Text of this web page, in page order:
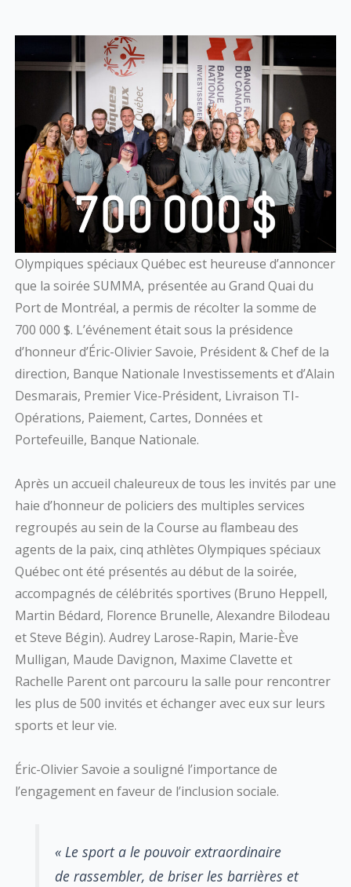
Olympiques spéciaux Québec est heureuse d’annoncer
que la soirée SUMMA, présentée au Grand Quai du
Port de Montréal, a permis de récolter la somme de
700 000 $. L’événement était sous la présidence
d’honneur d’Éric-Olivier Savoie, Président & Chef de la
direction, Banque Nationale Investissements et d’Alain
Desmarais, Premier Vice-Président, Livraison TI-
Opérations, Paiement, Cartes, Données et
Portefeuille, Banque Nationale.
Après un accueil chaleureux de tous les invités par une
haie d’honneur de policiers des multiples services
regroupés au sein de la Course au flambeau des
agents de la paix, cinq athlètes Olympiques spéciaux
Québec ont été présentés au début de la soirée,
accompagnés de célébrités sportives (Bruno Heppell,
Martin Bédard, Florence Brunelle, Alexandre Bilodeau
et Steve Bégin). Audrey Larose-Rapin, Marie-Ève
Mulligan, Maude Davignon, Maxime Clavette et
Rachelle Parent ont parcouru la salle pour rencontrer
les plus de 500 invités et échanger avec eux sur leurs
sports et leur vie.
Éric-Olivier Savoie a souligné l’importance de
l’engagement en faveur de l’inclusion sociale.
« Le sport a le pouvoir extraordinaire
de rassembler, de briser les barrières et